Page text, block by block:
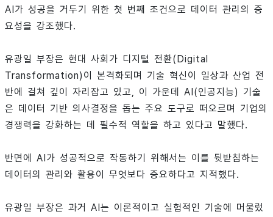
AI가 성공을 거두기 위한 첫 번째 조건으로 데이터 관리의 중
요성을 강조했다.
유광일 부장은 현대 사회가 디지털 전환(Digital
Transformation)이 본격화되며 기술 혁신이 일상과 산업 전
반에 걸쳐 깊이 자리잡고 있고, 이 가운데 AI(인공지능) 기술
은 데이터 기반 의사결정을 돕는 주요 도구로 떠오르며 기업의
경쟁력을 강화하는 데 필수적 역할을 하고 있다고 말했다.
반면에 AI가 성공적으로 작동하기 위해서는 이를 뒷받침하는
데이터의 관리와 활용이 무엇보다 중요하다고 지적했다.
유광일 부장은 과거 AI는 이론적이고 실험적인 기술에 머물렀